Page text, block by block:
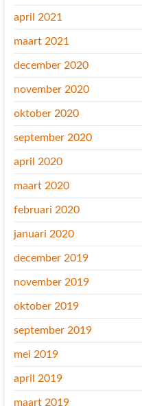
april 2021
maart 2021
december 2020
november 2020
oktober 2020
september 2020
april 2020
maart 2020
februari 2020
januari 2020
december 2019
november 2019
oktober 2019
september 2019
mei 2019
april 2019
maart 2019